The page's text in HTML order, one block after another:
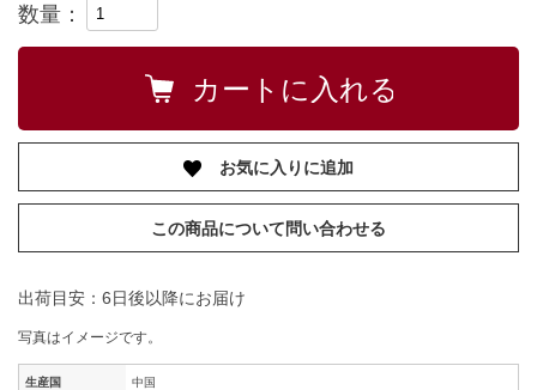
数量：
お気に入りに追加
この商品について問い合わせる
出荷目安：6日後以降にお届け
写真はイメージです。
生産国 中国